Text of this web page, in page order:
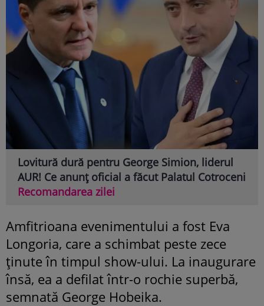
Lovitură dură pentru George Simion, liderul
AUR! Ce anunț oficial a făcut Palatul Cotroceni
Recomandarea zilei
Amfitrioana evenimentului a fost Eva
Longoria, care a schimbat peste zece
ţinute în timpul show-ului. La inaugurare
însă, ea a defilat într-o rochie superbă,
semnată George Hobeika.